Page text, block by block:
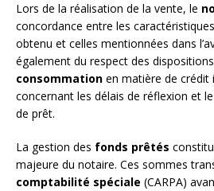
Lors de la réalisation de la vente, le
concordance entre les
obtenu et celles mentionnées dans
également du respect des
consommation en matière de
concernant les délais de réflexion et
de prêt.
La gestion des fonds prêtés
majeure du notaire. Ces sommes
comptabilité spéciale (CARPA)